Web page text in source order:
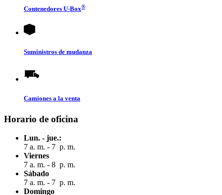
Contenedores U-Box®
Suministros de mudanza
Camiones a la venta
Horario de oficina
Lun. - jue.:
7 a. m. - 7 p. m.
Viernes
7 a. m. - 8 p. m.
Sábado
7 a. m. - 7 p. m.
Domingo